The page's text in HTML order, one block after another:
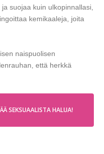
suojaa kuin ulkopinnallasi,
kemikaaleja, joita
naispuolisen
että herkkä
SEKSUAALISTA HALUA!